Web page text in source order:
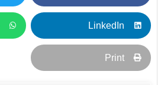
LinkedIn
Print